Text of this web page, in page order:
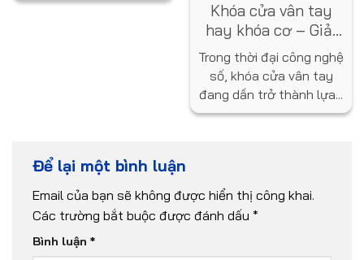
Khóa cửa vân tay
hay khóa cơ – Giải
pháp nào tốt hơn
cho ngôi nhà bạn?
Trong thời đại công nghệ
số, khóa cửa vân tay
đang dần trở thành lựa...
Để lại một bình luận
Email của bạn sẽ không được hiển thị công khai.
Các trường bắt buộc được đánh dấu *
Bình luận *